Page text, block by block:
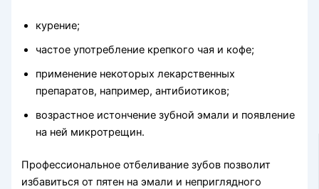
курение;
частое употребление крепкого чая и кофе;
применение некоторых лекарственных
препаратов, например, антибиотиков;
возрастное истончение зубной эмали и появление
на ней микротрещин.
Профессиональное отбеливание зубов позволит
избавиться от пятен на эмали и неприглядного